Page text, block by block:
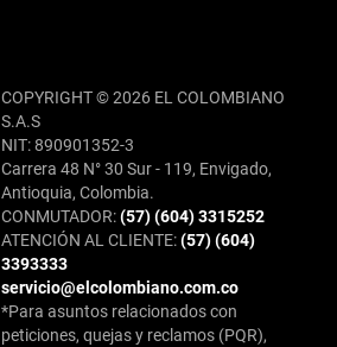
COPYRIGHT © 2026 EL COLOMBIANO
S.A.S
NIT: 890901352-3
Carrera 48 N° 30 Sur - 119, Envigado,
Antioquia, Colombia.
CONMUTADOR:(57) (604) 3315252
ATENCIÓN AL CLIENTE:(57) (604)
3393333
servicio@elcolombiano.com.co
*Para asuntos relacionados con
peticiones, quejas y reclamos (PQR),